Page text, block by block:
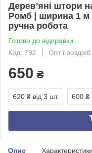
Дерев’яні штори
Ромб | ширина 1 м
ручна робота
Готово до відправки
Код: 792
Опт і роздріб
650 ₴
620 ₴ від 3 шт. 600 ₴
Опис Характеристики